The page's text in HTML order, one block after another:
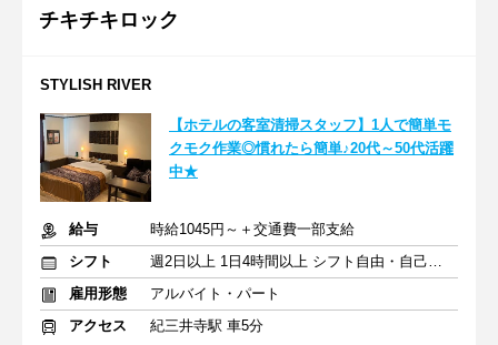
チキチキロック
STYLISH RIVER
【ホテルの客室清掃スタッフ】1人で簡単モ
クモク作業◎慣れたら簡単♪20代～50代活躍
中★
給与
時給1045円～＋交通費一部支給
シフト
週2日以上 1日4時間以上 シフト自由・自己申告
雇用形態
アルバイト・パート
アクセス
紀三井寺駅 車5分